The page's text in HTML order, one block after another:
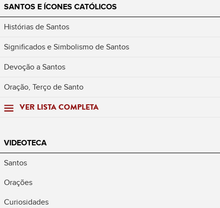
SANTOS E ÍCONES CATÓLICOS
Histórias de Santos
Significados e Simbolismo de Santos
Devoção a Santos
Oração, Terço de Santo
VER LISTA COMPLETA
VIDEOTECA
Santos
Orações
Curiosidades